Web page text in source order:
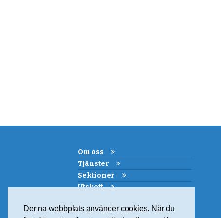
Denna webbplats använder cookies. När du
Om oss
Tjänster
Sektioner
Utskott
Samarbeten